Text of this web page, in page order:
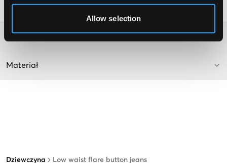
Allow selection
Dziewczyna Low waist flare button jeans
Wskazówki dotyczące prania:
Materiał